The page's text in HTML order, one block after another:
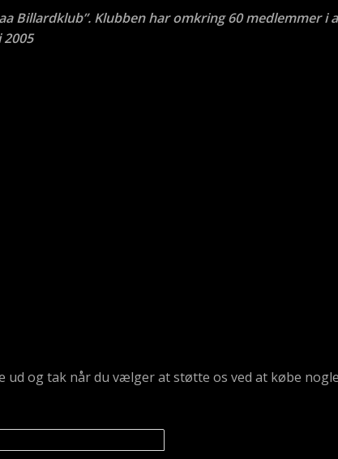
Billardklub”. Klubben har omkring 60 medlemmer i
og tak når du vælger at støtte os ved at købe